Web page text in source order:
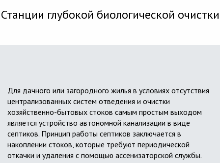
Станции глубокой биологической очистки
Для дачного или загородного жилья в условиях отсутствия
централизованных систем отведения и очистки
хозяйственно-бытовых стоков самым простым выходом
является устройство автономной канализации в виде
септиков. Принцип работы септиков заключается в
накоплении стоков, которые требуют периодической
откачки и удаления с помощью ассенизаторской службы.